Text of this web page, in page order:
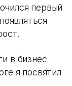
первый
в бизнес
я посвятил